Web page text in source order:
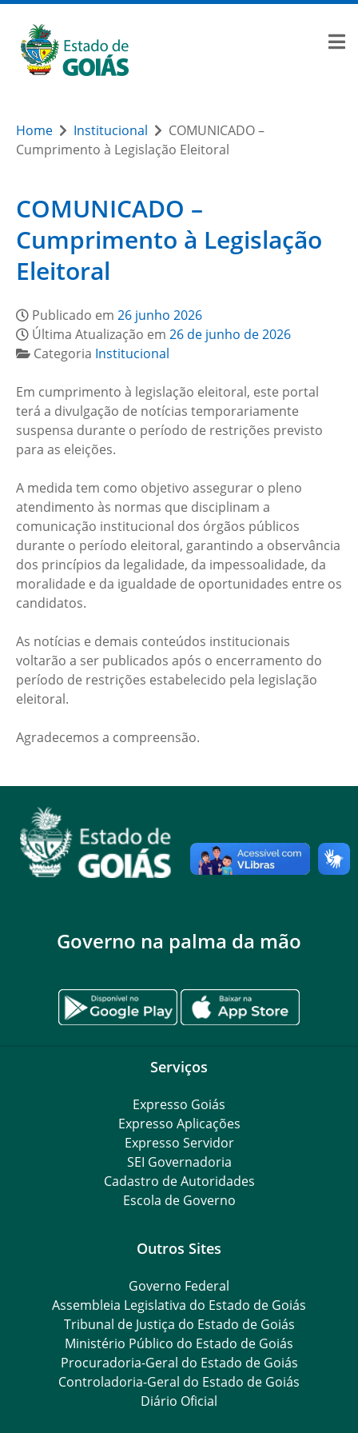
Home Institucional
COMUNICADO –
Cumprimento à Legislação Eleitoral
COMUNICADO –
Cumprimento à Legislação
Eleitoral
Publicado em 26 junho 2026
Última Atualização em 26 de junho de 2026
Categoria Institucional
Em cumprimento à legislação eleitoral, este portal
terá a divulgação de notícias temporariamente
suspensa durante o período de restrições previsto
para as eleições.
A medida tem como objetivo assegurar o pleno
atendimento às normas que disciplinam a
comunicação institucional dos órgãos públicos
durante o período eleitoral, garantindo a observância
dos princípios da legalidade, da impessoalidade, da
moralidade e da igualdade de oportunidades entre os
candidatos.
As notícias e demais conteúdos institucionais
voltarão a ser publicados após o encerramento do
período de restrições estabelecido pela legislação
eleitoral.
Agradecemos a compreensão.
Governo na palma da mão
Serviços
Expresso Goiás
Expresso Aplicações
Expresso Servidor
SEI Governadoria
Cadastro de Autoridades
Escola de Governo
Outros Sites
Governo Federal
Assembleia Legislativa do Estado de Goiás
Tribunal de Justiça do Estado de Goiás
Ministério Público do Estado de Goiás
Procuradoria-Geral do Estado de Goiás
Controladoria-Geral do Estado de Goiás
Diário Oficial